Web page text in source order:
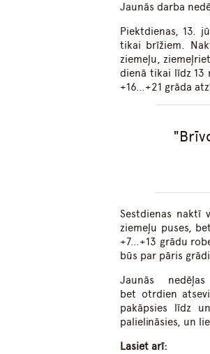
Jaunās darba
Piektdienas, 13.
tikai brīžiem.
ziemeļu,
dienā tikai līdz 13
+16…+21 grāda
Sestdienas naktī
ziemeļu puses,
+7…+13 grādu
būs par pāris
Jaunās
bet otrdien
pakāpsies līdz
palielināsies, un
Lasiet arī: